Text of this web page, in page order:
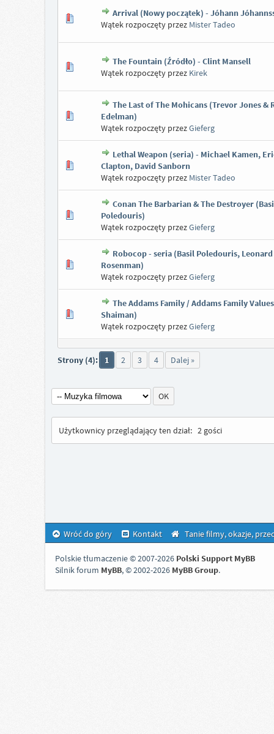
Arrival (Nowy początek) - Jóhann
Wątek rozpoczęty przez Mister Tadeo
The Fountain (Źródło) - Clint Mansell
Wątek rozpoczęty przez Kirek
The Last of The Mohicans (Trevor Jones &
Edelman)
Wątek rozpoczęty przezGieferg
Lethal Weapon (seria) - Michael Kamen,
Clapton, David Sanborn
Wątek rozpoczęty przez Mister Tadeo
Conan The Barbarian & The Destroyer
Poledouris)
Wątek rozpoczęty przezGieferg
Robocop - seria (Basil Poledouris, Leonard
Rosenman)
Wątek rozpoczęty przezGieferg
The Addams Family / Addams Family
Shaiman)
Wątek rozpoczęty przezGieferg
Strony (4): 1 2 3 4 Dalej »
Użytkownicy przeglądający ten dział: 2 gości
Wróć do góry Kontakt Tanie filmy, okazje,
Polskie tłumaczenie © 2007-2026 Polski Support MyBB
Silnik forum MyBB, © 2002-2026 MyBB Group.